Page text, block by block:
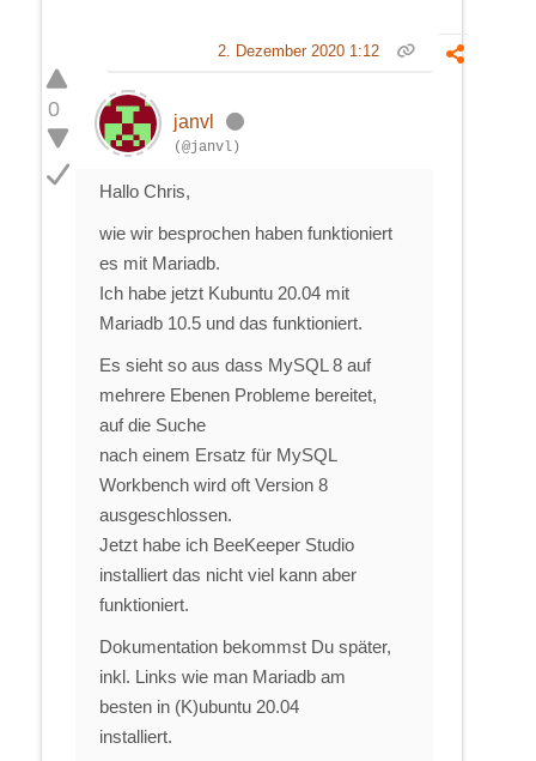
0
2. Dezember 2020 1:12
janvl
(@janvl)
Hallo Chris,
wie wir besprochen haben funktioniert
es mit Mariadb.
Ich habe jetzt Kubuntu 20.04 mit
Mariadb 10.5 und das funktioniert.
Es sieht so aus dass MySQL 8 auf
mehrere Ebenen Probleme bereitet,
auf die Suche
nach einem Ersatz für MySQL
Workbench wird oft Version 8
ausgeschlossen.
Jetzt habe ich BeeKeeper Studio
installiert das nicht viel kann aber
funktioniert.
Dokumentation bekommst Du später,
inkl. Links wie man Mariadb am
besten in (K)ubuntu 20.04
installiert.